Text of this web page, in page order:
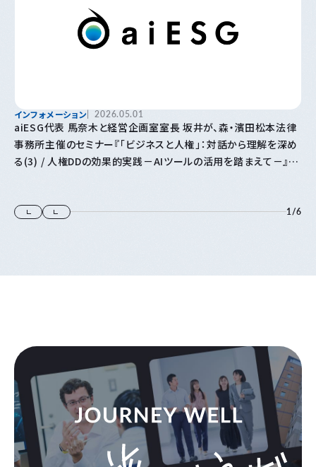
インフォメーション 2026.05.01
aiESG代表 馬奈木と経営企画室室長 坂井が、森・濱田松本法律
事務所主催のセミナー『「⁠ビジネスと人権⁠」⁠：対話から理解を深め
る(3) / 人権DDの効果的実践－AIツールの活用を踏まえて－』に
1/6